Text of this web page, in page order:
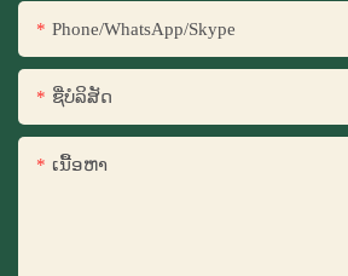
Phone/WhatsApp/Skype
ຊື່​ບໍ​ລິ​ສັດ
ເນື້ອຫາ